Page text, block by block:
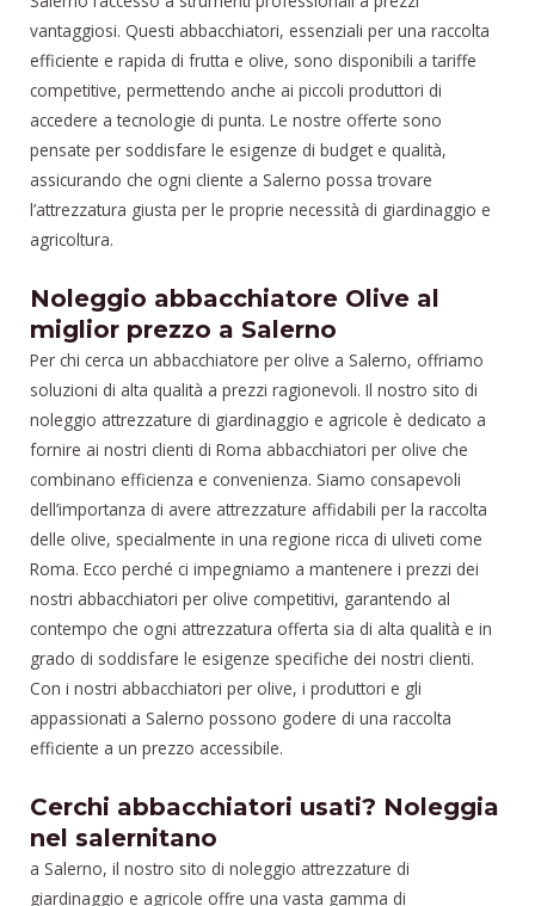
vantaggiosi. Questi abbacchiatori, essenziali per una raccolta
efficiente e rapida di frutta e olive, sono disponibili a tariffe
competitive, permettendo anche ai piccoli produttori di
accedere a tecnologie di punta. Le nostre offerte sono
pensate per soddisfare le esigenze di budget e qualità,
assicurando che ogni cliente a Salerno possa trovare
l’attrezzatura giusta per le proprie necessità di giardinaggio e
agricoltura.
Noleggio abbacchiatore Olive al
miglior prezzo a Salerno
Per chi cerca un abbacchiatore per olive a Salerno, offriamo
soluzioni di alta qualità a prezzi ragionevoli. Il nostro sito di
noleggio attrezzature di giardinaggio e agricole è dedicato a
fornire ai nostri clienti di Roma abbacchiatori per olive che
combinano efficienza e convenienza. Siamo consapevoli
dell’importanza di avere attrezzature affidabili per la raccolta
delle olive, specialmente in una regione ricca di uliveti come
Roma. Ecco perché ci impegniamo a mantenere i prezzi dei
nostri abbacchiatori per olive competitivi, garantendo al
contempo che ogni attrezzatura offerta sia di alta qualità e in
grado di soddisfare le esigenze specifiche dei nostri clienti.
Con i nostri abbacchiatori per olive, i produttori e gli
appassionati a Salerno possono godere di una raccolta
efficiente a un prezzo accessibile.
Cerchi abbacchiatori usati? Noleggia
nel salernitano
a Salerno, il nostro sito di noleggio attrezzature di
giardinaggio e agricole offre una vasta gamma di